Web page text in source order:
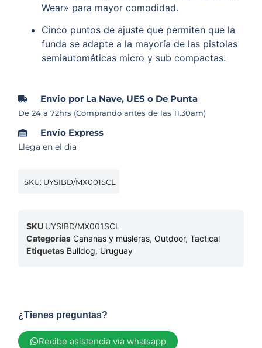
Wear» para mayor comodidad.
Cinco puntos de ajuste que permiten que la
funda se adapte a la mayoría de las pistolas
semiautomáticas micro y sub compactas.
Envio por La Nave, UES o De Punta
De 24 a 72hrs (Comprando antes de las 11.30am)
Envío Express
Llega en el dia
SKU: UYSIBD/MX001SCL
SKU UYSIBD/MX001SCL
Categorías Cananas y musleras,Outdoor,Tactical
Etiquetas Bulldog, Uruguay
¿Tienes preguntas?
Recibe asistencia vía whatsapp